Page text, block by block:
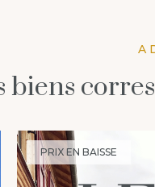
A
biens
PRIX EN BAISSE